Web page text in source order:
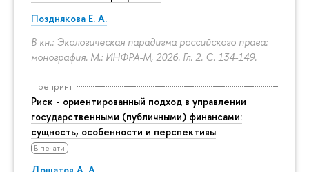
Позднякова Е. А.
В кн.: Экологическая парадигма российского права:
монография. М.: ИНФРА-М, 2026. Гл. 2. С. 134-149.
Препринт
Риск - ориентированный подход в управлении
государственными (публичными) финансами:
сущность, особенности и перспективы
В печати